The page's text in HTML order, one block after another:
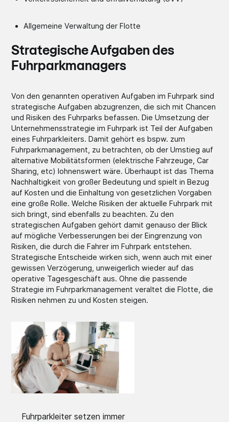
Allgemeine Verwaltung der Flotte
Strategische Aufgaben des
Fuhrparkmanagers
Von den genannten operativen Aufgaben im Fuhrpark sind
strategische Aufgaben abzugrenzen, die sich mit Chancen
und Risiken des Fuhrparks befassen. Die Umsetzung der
Unternehmensstrategie im Fuhrpark ist Teil der Aufgaben
eines Fuhrparkleiters. Damit gehört es bspw. zum
Fuhrparkmanagement, zu betrachten, ob der Umstieg auf
alternative Mobilitätsformen (elektrische Fahrzeuge, Car
Sharing, etc) lohnenswert wäre. Überhaupt ist das Thema
Nachhaltigkeit von großer Bedeutung und spielt in Bezug
auf Kosten und die Einhaltung von gesetzlichen Vorgaben
eine große Rolle. Welche Risiken der aktuelle Fuhrpark mit
sich bringt, sind ebenfalls zu beachten. Zu den
strategischen Aufgaben gehört damit genauso der Blick
auf mögliche Verbesserungen bei der Eingrenzung von
Risiken, die durch die Fahrer im Fuhrpark entstehen.
Strategische Entscheide wirken sich, wenn auch mit einer
gewissen Verzögerung, unweigerlich wieder auf das
operative Tagesgeschäft aus. Ohne die passende
Strategie im Fuhrparkmanagement veraltet die Flotte, die
Risiken nehmen zu und Kosten steigen.
Fuhrparkleiter setzen immer